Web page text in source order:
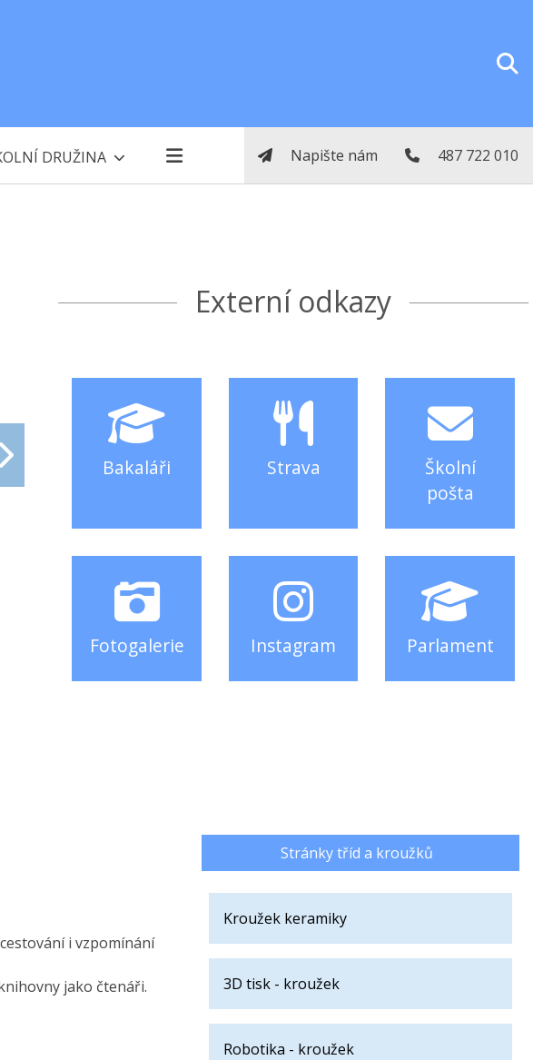
DRUŽINA Napište nám 487 722 010
Externí odkazy
Bakaláři Strava
Školní
pošta
Fotogalerie Instagram Parlament
i vzpomínání
jako čtenáři.
Stránky tříd a kroužků
Kroužek keramiky
3D tisk - kroužek
Robotika - kroužek